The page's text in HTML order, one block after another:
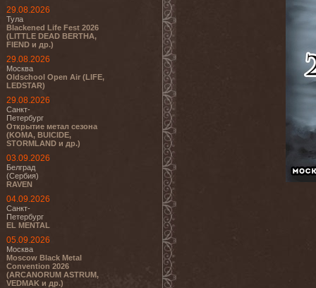
29.08.2026
Тула
Blackened Life Fest 2026
(LITTLE DEAD BERTHA,
FIEND и др.)
29.08.2026
Москва
Oldschool Open Air (LIFE,
LEDSTAR)
29.08.2026
Санкт-
Петербург
Открытие метал сезона
(KOMA, BUICIDE,
STORMLAND и др.)
03.09.2026
Белград
(Сербия)
RAVEN
04.09.2026
Санкт-
Петербург
EL MENTAL
05.09.2026
Москва
Moscow Black Metal
Convention 2026
(ARCANORUM ASTRUM,
VEDMAK и др.)